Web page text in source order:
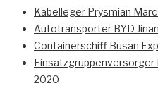
Kabelleger Prysmian
Autotransporter BYD Jinan
Containerschiff Busan
Einsatzgruppenversorger
2020